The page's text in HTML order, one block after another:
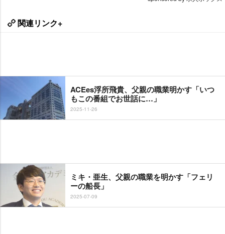
関連リンク+
ACEes浮所飛貴、父親の職業明かす「いつ
もこの番組でお世話に…」
2025-11-26
ミキ・亜生、父親の職業を明かす「フェリ
ーの船長」
2025-07-09